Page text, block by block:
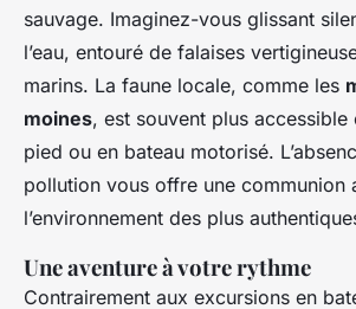
sauvage. Imaginez-vous glissant
l’eau, entouré de falaises
marins. La faune locale, comme les
moines, est souvent plus accessible
pied ou en bateau motorisé.
pollution vous offre une communion
l’environnement des plus
Une aventure à votre rythme
Contrairement aux excursions en